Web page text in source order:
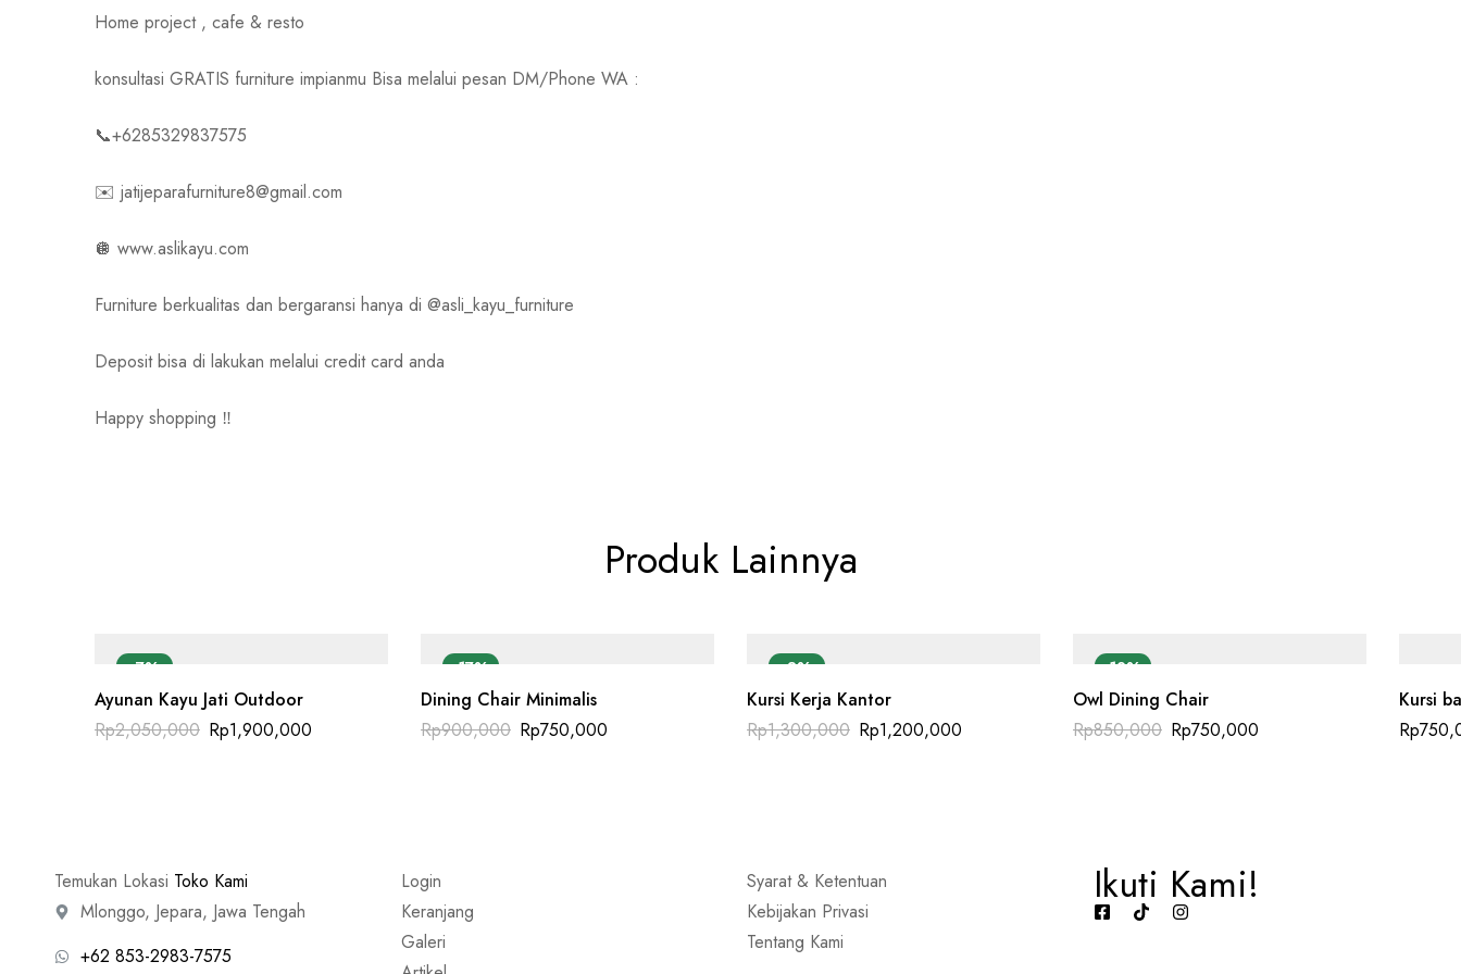
Home project , cafe & resto
konsultasi GRATIS furniture impianmu Bisa melalui pesan DM/Phone WA :
📞+6285329837575
✉️ jatijeparafurniture8@gmail.com
🪩 www.aslikayu.com
Furniture berkualitas dan bergaransi hanya di @asli_kayu_furniture
Deposit bisa di lakukan melalui credit card anda
Happy shopping ‼️
Produk Lainnya
-7%
Ayunan Kayu Jati Outdoor
Rp2,050,000 Rp1,900,000
-17%
Dining Chair Minimalis
Rp900,000 Rp750,000
-8%
Kursi Kerja Kantor
Rp1,300,000 Rp1,200,000
-12%
Owl Dining Chair
Rp850,000 Rp750,000
Kursi
Rp
Temukan Lokasi Toko Kami
Mlonggo, Jepara, Jawa Tengah
+62 853-2983-7575
Login
Keranjang
Galeri
Syarat & Ketentuan
Kebijakan Privasi
Tentang Kami
Ikuti Kami!